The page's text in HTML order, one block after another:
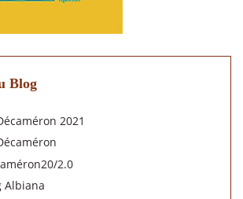
Blog
2021
2.0
Albiana